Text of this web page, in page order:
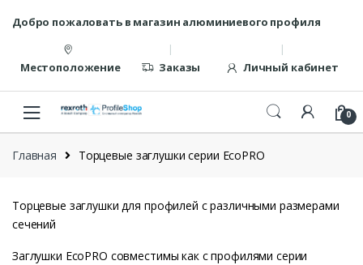
содержанию
Добро пожаловать в магазин алюминиевого профиля
Местоположение Заказы Личный кабинет
0
Главная Торцевые заглушки серии EcoPRO
Торцевые заглушки для профилей с различными размерами
сечений
Заглушки EcoPRO совместимы как с профилями серии